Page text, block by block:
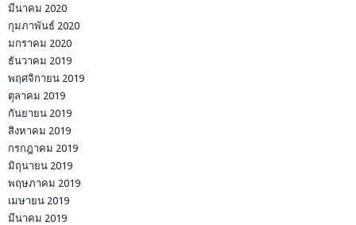
มีนาคม 2020
กุมภาพันธ์ 2020
มกราคม 2020
ธันวาคม 2019
พฤศจิกายน 2019
ตุลาคม 2019
กันยายน 2019
สิงหาคม 2019
กรกฎาคม 2019
มิถุนายน 2019
พฤษภาคม 2019
เมษายน 2019
มีนาคม 2019